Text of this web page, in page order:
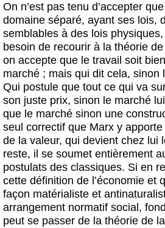
On n’est pas tenu d’accepter
domaine séparé, ayant ses lois,
semblables à des lois
besoin de recourir à la théorie
on accepte que le travail soit
marché ; mais qui dit cela, sinon
Qui postule que tout ce qui va
son juste prix, sinon le marché
que le marché sinon une
seul correctif que Marx y
de la valeur, qui devient chez lui
reste, il se soumet entièrement
postulats des classiques. Si en
cette définition de l’économie et
façon matérialiste et
arrangement normatif social,
peut se passer de la théorie de